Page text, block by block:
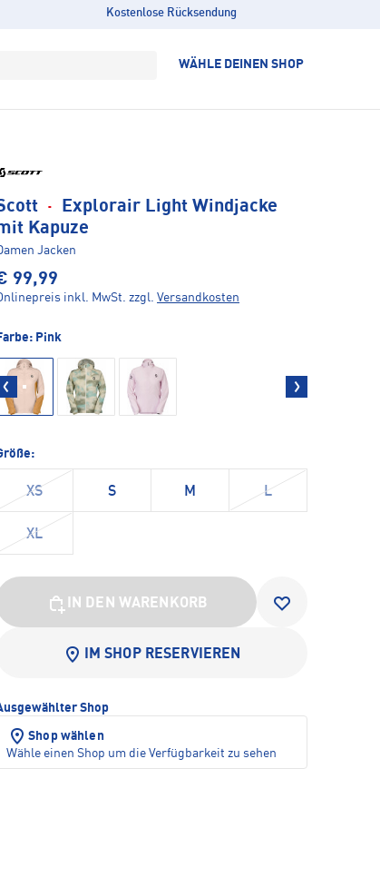
Kostenlose Rücksendung
WÄHLE DEINEN SHOP
·
Explorair Light Windjacke
Kapuze
Jacken
99,99
inkl. MwSt. zzgl. Versandkosten
Pink
XS S M L
XL
IN DEN WARENKORB
IM SHOP RESERVIEREN
Shop
Shop wählen
Wähle einen Shop um die Verfügbarkeit zu sehen